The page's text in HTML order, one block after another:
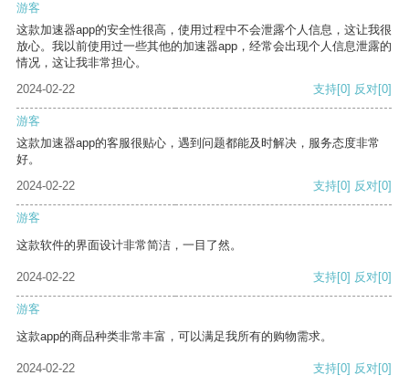
游客
这款加速器app的安全性很高，使用过程中不会泄露个人信息，这让我很
放心。我以前使用过一些其他的加速器app，经常会出现个人信息泄露的
情况，这让我非常担心。
2024-02-22
支持[0] 反对[0]
游客
这款加速器app的客服很贴心，遇到问题都能及时解决，服务态度非常
好。
2024-02-22
支持[0] 反对[0]
游客
这款软件的界面设计非常简洁，一目了然。
2024-02-22 支持[0] 反对[0]
游客
这款app的商品种类非常丰富，可以满足我所有的购物需求。
2024-02-22 支持[0] 反对[0]